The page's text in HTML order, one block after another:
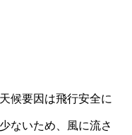
候要因は飛行安全に
ないため、風に流さ